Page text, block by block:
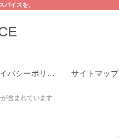
パイスを。
プライバシーポリシー サイトマップ
含まれています